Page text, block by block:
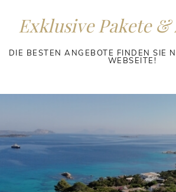
Exklusive Pakete
DIE BESTEN ANGEBOTE FINDEN SIE
WEBSEITE!